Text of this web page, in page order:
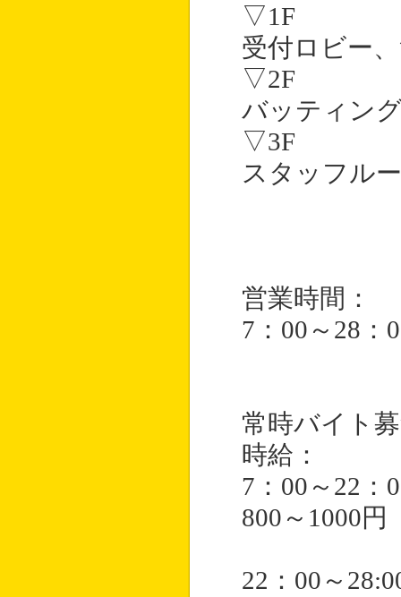
▽1F
受付ロビー
▽2F
バッティン
▽3F
スタッフル
営業時間：
7：00～28：
常時バイト
時給：
7：00～22：
800～1000円
22：00～